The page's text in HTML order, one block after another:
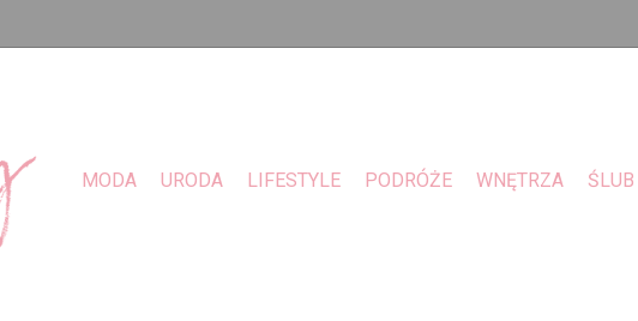
MODA URODA LIFESTYLE PODRÓŻE WNĘTRZA ŚLUB